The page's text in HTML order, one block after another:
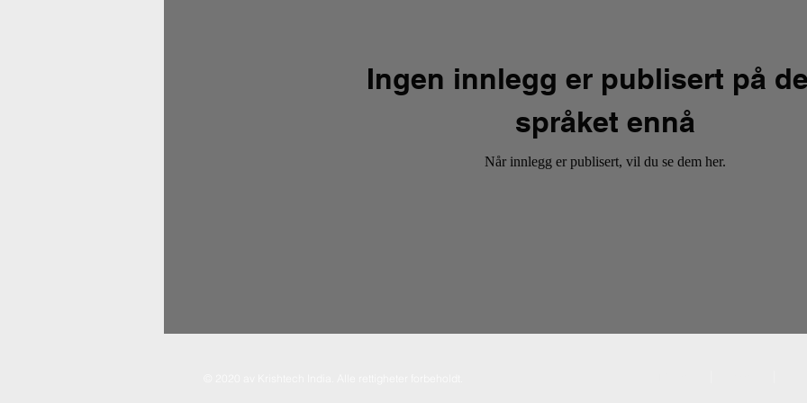
Ingen innlegg er publisert på
språket ennå
Når innlegg er publisert, vil du se dem her.